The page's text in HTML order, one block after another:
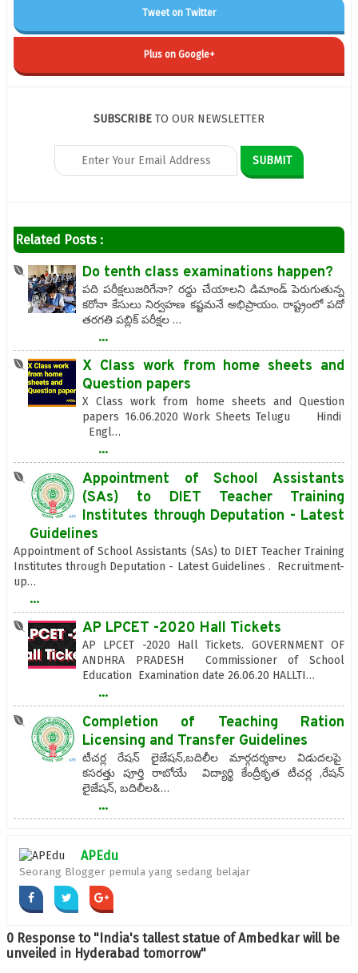
Tweet on Twitter
Plus on Google+
SUBSCRIBE TO OUR NEWSLETTER
Related Posts :
Do tenth class examinations happen?
పది పరీక్షలుజరిగేనా? రద్దు చేయాలని డిమాండ్‌ పెరుగుతున్న
కరోనా కేసులు నిర్వహణ కష్టమనే అభిప్రాయం. రాష్ట్రంలో పదో
తరగతి పబ్లిక్‌ పరీక్షల …
...
X Class work from home sheets and
Question papers
X Class work from home sheets and Question
papers 16.06.2020 Work Sheets Telugu Hindi
Engl…
...
Appointment of School Assistants
(SAs) to DIET Teacher Training
Institutes through Deputation - Latest
Guidelines
Appointment of School Assistants (SAs) to DIET Teacher Training
Institutes through Deputation - Latest Guidelines . Recruitment-
up…
...
AP LPCET -2020 Hall Tickets
AP LPCET -2020 Hall Tickets. GOVERNMENT OF
ANDHRA PRADESH Commissioner of School
Education Examination date 26.06.20 HALLTI…
...
Completion of Teaching Ration
Licensing and Transfer Guidelines
టీచర్ల రేషన్ లైజేషన్,బదిలీల మార్గదర్శకాల విడుదలపై
కసరత్తు పూర్తి రాబోయే విద్యార్థి కేంద్రీకృత టీచర్ల ,రేషన్
లైజేషన్, బదిలీల&…
...
APEdu
Seorang Blogger pemula yang sedang belajar
0 Response to "India's tallest statue of Ambedkar will be
unveiled in Hyderabad tomorrow"